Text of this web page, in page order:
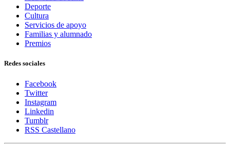
Deporte
Cultura
Servicios de apoyo
Familias y alumnado
Premios
Redes sociales
Facebook
Twitter
Instagram
Linkedin
Tumblr
RSS Castellano